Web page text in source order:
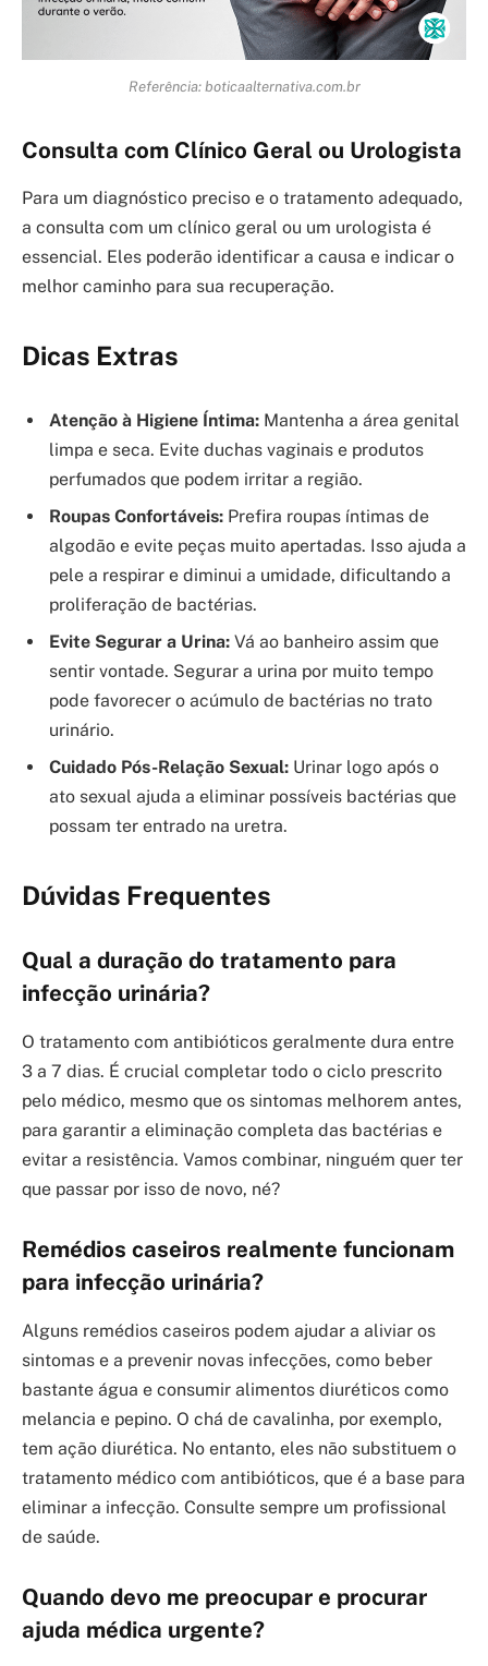
Referência: boticaalternativa.com.br
Consulta com Clínico Geral ou Urologista
Para um diagnóstico preciso e o tratamento adequado,
a consulta com um clínico geral ou um urologista é
essencial. Eles poderão identificar a causa e indicar o
melhor caminho para sua recuperação.
Dicas Extras
Atenção à Higiene Íntima: Mantenha a área genital
limpa e seca. Evite duchas vaginais e produtos
perfumados que podem irritar a região.
Roupas Confortáveis: Prefira roupas íntimas de
algodão e evite peças muito apertadas. Isso ajuda a
pele a respirar e diminui a umidade, dificultando a
proliferação de bactérias.
Evite Segurar a Urina: Vá ao banheiro assim que
sentir vontade. Segurar a urina por muito tempo
pode favorecer o acúmulo de bactérias no trato
urinário.
Cuidado Pós-Relação Sexual: Urinar logo após o
ato sexual ajuda a eliminar possíveis bactérias que
possam ter entrado na uretra.
Dúvidas Frequentes
Qual a duração do tratamento para
infecção urinária?
O tratamento com antibióticos geralmente dura entre
3 a 7 dias. É crucial completar todo o ciclo prescrito
pelo médico, mesmo que os sintomas melhorem antes,
para garantir a eliminação completa das bactérias e
evitar a resistência. Vamos combinar, ninguém quer ter
que passar por isso de novo, né?
Remédios caseiros realmente funcionam
para infecção urinária?
Alguns remédios caseiros podem ajudar a aliviar os
sintomas e a prevenir novas infecções, como beber
bastante água e consumir alimentos diuréticos como
melancia e pepino. O chá de cavalinha, por exemplo,
tem ação diurética. No entanto, eles não substituem o
tratamento médico com antibióticos, que é a base para
eliminar a infecção. Consulte sempre um profissional
de saúde.
Quando devo me preocupar e procurar
ajuda médica urgente?